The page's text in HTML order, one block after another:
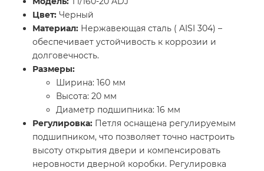
Цвет: Черный
Материал: Нержавеющая сталь ( AISI 304) –
обеспечивает устойчивость к коррозии и
долговечность.
Размеры:
Ширина: 160 мм
Высота: 20 мм
Диаметр подшипника: 16 мм
Регулировка: Петля оснащена регулируемым
подшипником, что позволяет точно настроить
высоту открытия двери и компенсировать
неровности дверной коробки. Регулировка